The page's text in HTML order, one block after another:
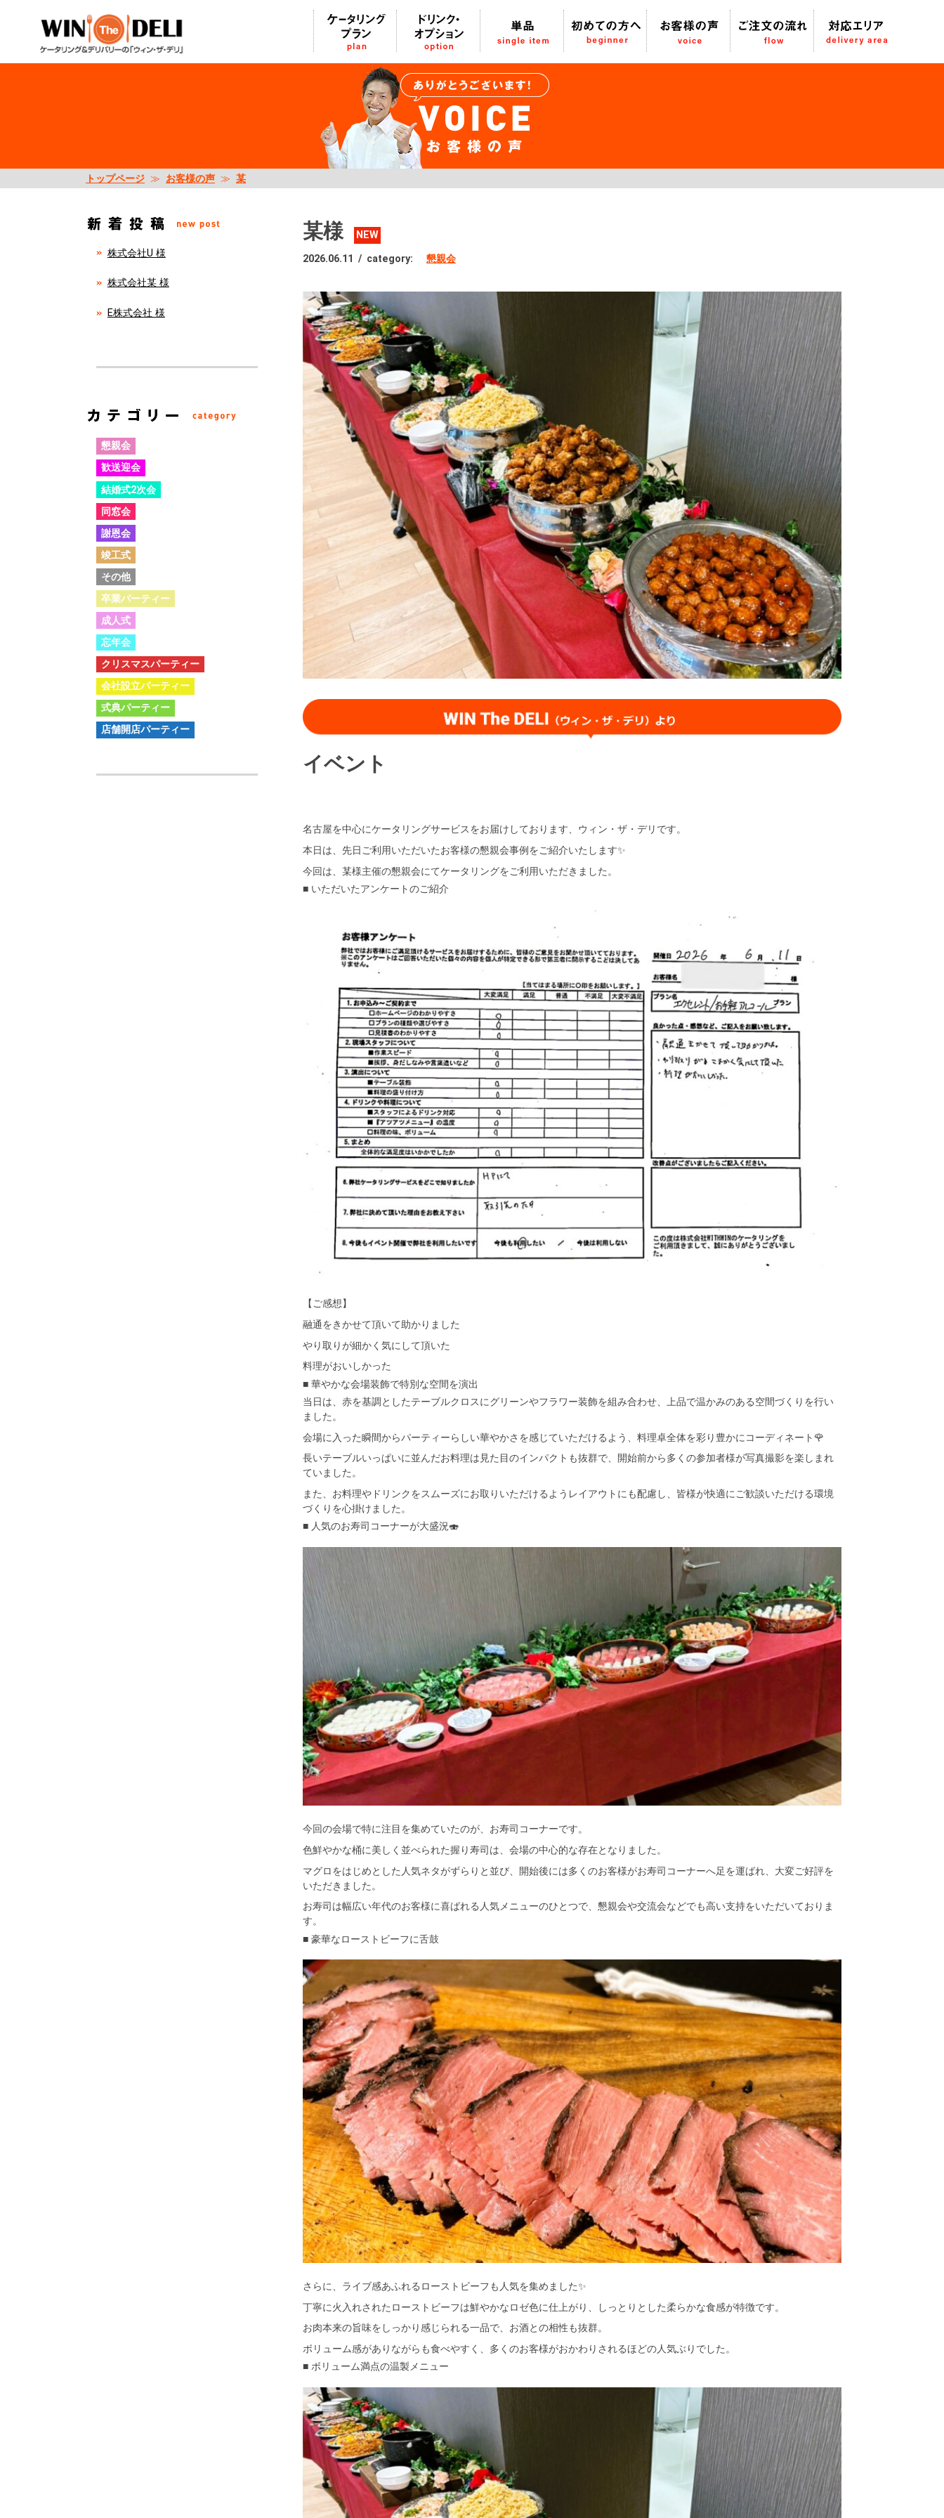
トップページ ≫ お客様の声 ≫ 某
某様 NEW
2026.06.11 / category: 懇親会
イベント
名古屋を中心にケータリングサービスをお届けしております、ウィン・ザ・デリです。
本日は、先日ご利用いただいたお客様の懇親会事例をご紹介いたします✨
今回は、某様主催の懇親会にてケータリングをご利用いただきました。
■ いただいたアンケートのご紹介
【ご感想】
融通をきかせて頂いて助かりました
やり取りが細かく気にして頂いた
料理がおいしかった
■ 華やかな会場装飾で特別な空間を演出
当日は、赤を基調としたテーブルクロスにグリーンやフラワー装飾を組み合わせ、上品で温かみのある空間づくりを行い
ました。
会場に入った瞬間からパーティーらしい華やかさを感じていただけるよう、料理卓全体を彩り豊かにコーディネート🌹
長いテーブルいっぱいに並んだお料理は見た目のインパクトも抜群で、開始前から多くの参加者様が写真撮影を楽しまれ
ていました。
また、お料理やドリンクをスムーズにお取りいただけるようレイアウトにも配慮し、皆様が快適にご歓談いただける環境
づくりを心掛けました。
■ 人気のお寿司コーナーが大盛況🍣
今回の会場で特に注目を集めていたのが、お寿司コーナーです。
色鮮やかな桶に美しく並べられた握り寿司は、会場の中心的な存在となりました。
マグロをはじめとした人気ネタがずらりと並び、開始後には多くのお客様がお寿司コーナーへ足を運ばれ、大変ご好評を
いただきました。
お寿司は幅広い年代のお客様に喜ばれる人気メニューのひとつで、懇親会や交流会などでも高い支持をいただいておりま
す。
■ 豪華なローストビーフに舌鼓
さらに、ライブ感あふれるローストビーフも人気を集めました✨
丁寧に火入れされたローストビーフは鮮やかなロゼ色に仕上がり、しっとりとした柔らかな食感が特徴です。
お肉本来の旨味をしっかり感じられる一品で、お酒との相性も抜群。
ボリューム感がありながらも食べやすく、多くのお客様がおかわりされるほどの人気ぶりでした。
■ ボリューム満点の温製メニュー
株式会社U 様
株式会社某 様
E株式会社 様
懇親会
歓送迎会
結婚式2次会
同窓会
謝恩会
竣工式
その他
卒業パーティー
成人式
忘年会
クリスマスパーティー
会社設立パーティー
式典パーティー
店舗開店パーティー